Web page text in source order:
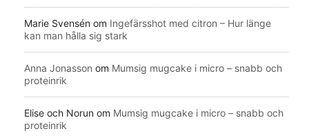
Marie Svensén om Ingefärsshot med citron – Hur länge
kan man hålla sig stark
Anna Jonasson om Mumsig mugcake i micro – snabb och
proteinrik
Elise och Norun om Mumsig mugcake i micro – snabb och
proteinrik